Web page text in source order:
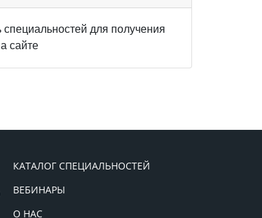
для получения
сайте
КАТАЛОГ СПЕЦИАЛЬНОСТЕЙ
ВЕБИНАРЫ
О НАС